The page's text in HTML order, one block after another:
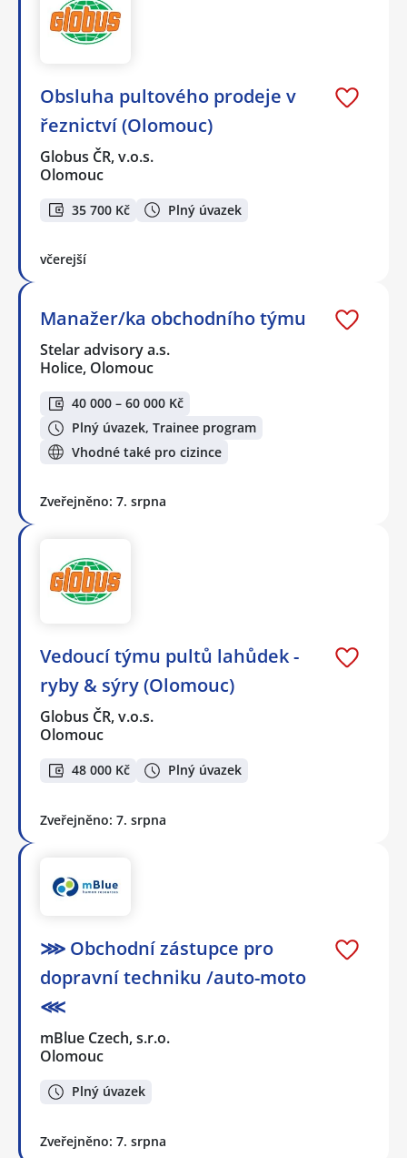
Obsluha pultového prodeje v
řeznictví (Olomouc)
Globus ČR, v.o.s.
Olomouc
35 700 Kč Plný úvazek
včerejší
Manažer/ka obchodního týmu
Stelar advisory a.s.
Holice, Olomouc
40 000 – 60 000 Kč
Plný úvazek, Trainee program
Vhodné také pro cizince
Zveřejněno: 7. srpna
Vedoucí týmu pultů lahůdek -
ryby & sýry (Olomouc)
Globus ČR, v.o.s.
Olomouc
48 000 Kč Plný úvazek
Zveřejněno: 7. srpna
⋙ Obchodní zástupce pro
dopravní techniku /auto-moto
⋘
mBlue Czech, s.r.o.
Olomouc
Plný úvazek
Zveřejněno: 7. srpna